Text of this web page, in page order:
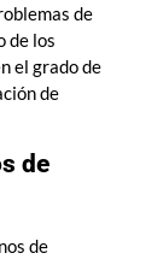
de
de los
el grado de
de
de
de